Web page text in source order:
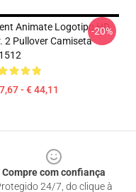
Animate Logotipo HD
2 Pullover Camiseta
- € 44,11
-20%
Compre com confiança
24/7, do clique à